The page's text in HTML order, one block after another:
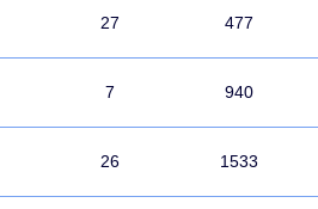
27 477
7 940
26 1533